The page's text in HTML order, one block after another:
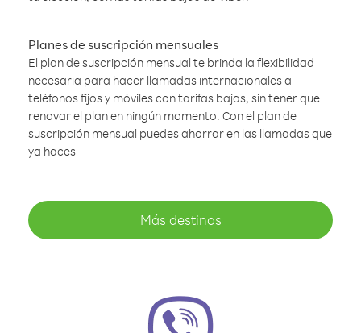
Planes de suscripción mensuales
El plan de suscripción mensual te brinda la flexibilidad
necesaria para hacer llamadas internacionales a
teléfonos fijos y móviles con tarifas bajas, sin tener que
renovar el plan en ningún momento. Con el plan de
suscripción mensual puedes ahorrar en las llamadas que
ya haces
Más destinos